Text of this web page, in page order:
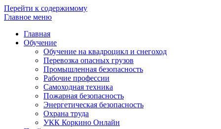
Перейти к содержимому
Главное меню
Главная
Обучение
Обучение на квадроцикл и снегоход
Перевозка опасных грузов
Промышленная безопасность
Рабочие профессии
Самоходная техника
Пожарная безопасность
Энергетическая безопасность
Охрана труда
УКК Коркино Онлайн